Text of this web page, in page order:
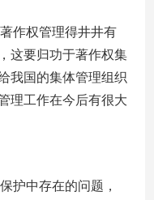
作权管理得井井有
这要归功于著作权集
我国的集体管理组织
理工作在今后有很大
护中存在的问题，